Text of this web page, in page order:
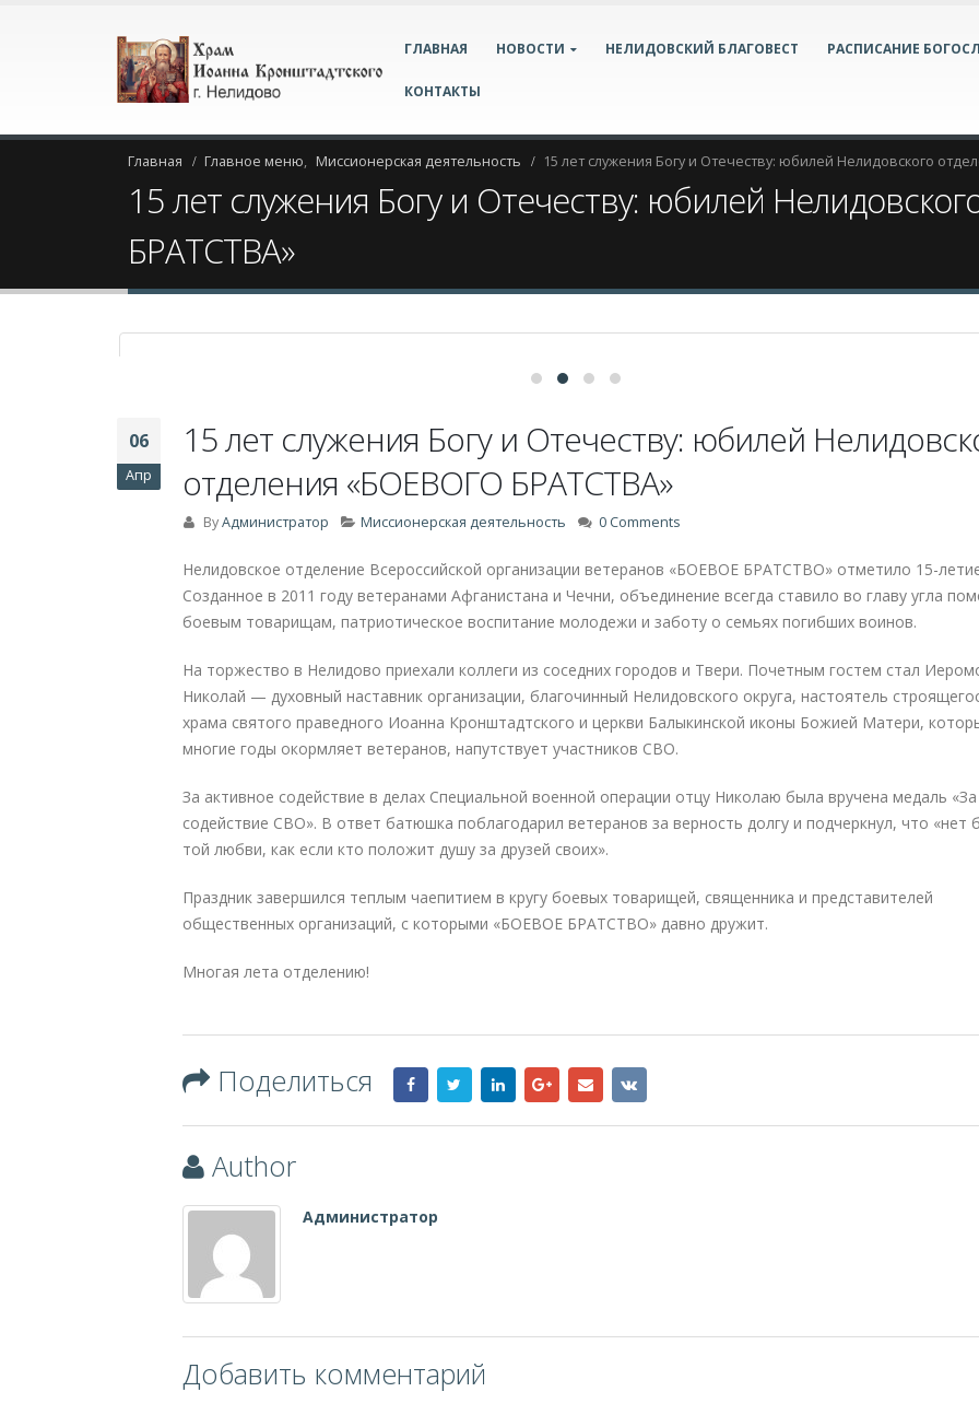
ГЛАВНАЯ НОВОСТИ НЕЛИДОВСКИЙ БЛАГОВЕСТ РАСПИСАНИЕ
КОНТАКТЫ
Главная Главное меню, Миссионерская деятельность 15 лет служения Богу и Отечеству: юбилей Нелидовского
15 лет служения Богу и Отечеству: юбилей
БРАТСТВА»
06
Апр
15 лет служения Богу и Отечеству: юбилей
отделения «БОЕВОГО БРАТСТВА»
ByАдминистратор Миссионерская деятельность 0 Comments
Нелидовское отделение Всероссийской организации ветеранов «БОЕВОЕ БРАТСТВО» отметило 15-
Созданное в 2011 году ветеранами Афганистана и Чечни, объединение всегда ставило во главу угла
боевым товарищам, патриотическое воспитание молодежи и заботу о семьях погибших воинов.
На торжество в Нелидово приехали коллеги из соседних городов и Твери. Почетным гостем стал
Николай — духовный наставник организации, благочинный Нелидовского округа, настоятель
храма святого праведного Иоанна Кронштадтского и церкви Балыкинской иконы Божией Матери,
многие годы окормляет ветеранов, напутствует участников СВО.
За активное содействие в делах Специальной военной операции отцу Николаю была вручена медаль «За
содействие СВО». В ответ батюшка поблагодарил ветеранов за верность долгу и подчеркнул, что «нет
той любви, как если кто положит душу за друзей своих».
Праздник завершился теплым чаепитием в кругу боевых товарищей, священника и представителей
общественных организаций, с которыми «БОЕВОЕ БРАТСТВО» давно дружит.
Многая лета отделению!
Поделиться
Author
Администратор
Добавить комментарий